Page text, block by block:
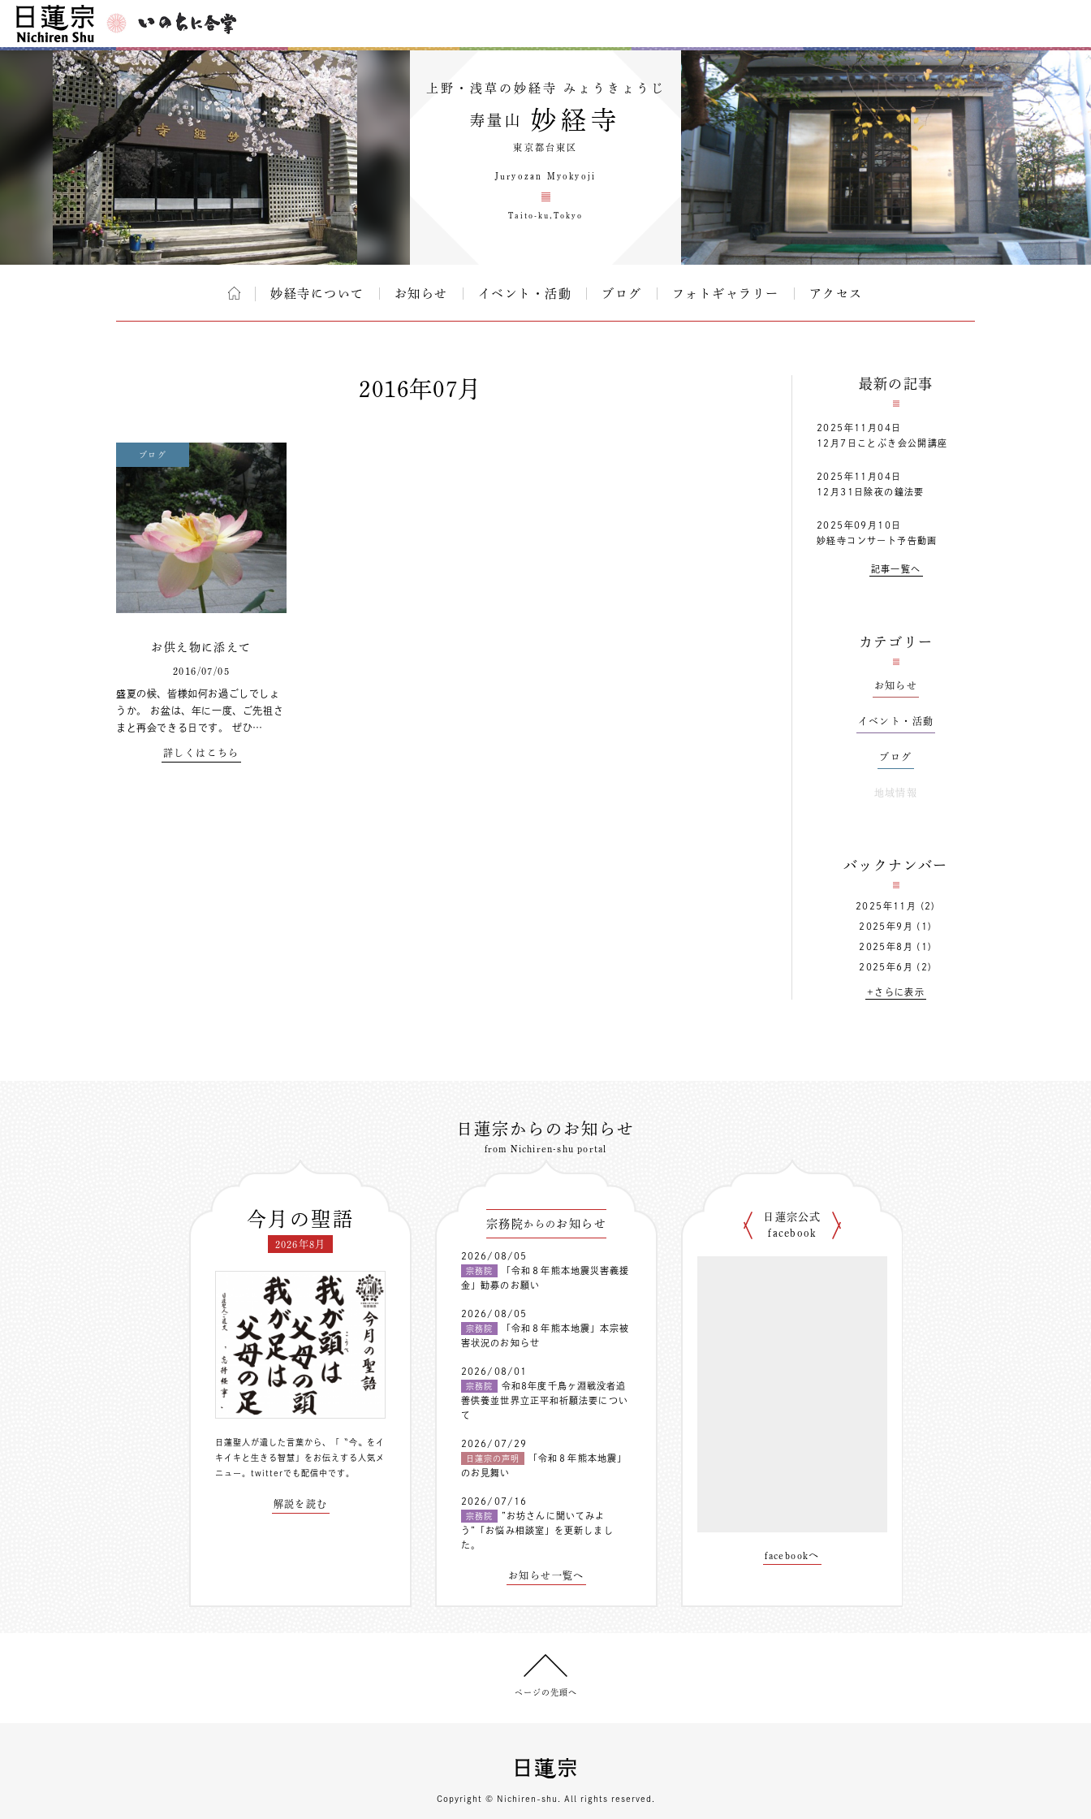
上野・浅草の妙経寺 みょうきょうじ
寿量山 妙経寺
東京都台東区
Juryozan Myokyoji
Taito-ku,Tokyo
妙経寺について お知らせ イベント・活動 ブログ フォトギャラリー アクセス
2016年07月
ブログ
お供え物に添えて
2016/07/05
盛夏の候、皆様如何お過ごしでしょ
うか。 お盆は、年に一度、ご先祖さ
まと再会できる日です。 ぜひ…
詳しくはこちら
最新の記事
2025年11月04日
12月7日ことぶき会公開講座
2025年11月04日
12月31日除夜の鐘法要
2025年09月10日
妙経寺コンサート予告動画
記事一覧へ
カテゴリー
お知らせ
イベント・活動
ブログ
地域情報
バックナンバー
2025年11月 (2)
2025年9月 (1)
2025年8月 (1)
2025年6月 (2)
+さらに表示
日蓮宗からのお知らせ
from Nichiren-shu portal
今月の聖語
2026年8月
日蓮聖人が遺した言葉から、「〝今〟をイ
キイキと生きる智慧」をお伝えする人気メ
ニュー。 twitterでも配信中 です。
解説を読む
宗務院からの お知らせ
2026/08/05
宗務院
「令和８年熊本地震災害義援
金」勧募のお願い
2026/08/05
宗務院
「令和８年熊本地震」本宗被
害状況のお知らせ
2026/08/01
宗務院
令和8年度千鳥ヶ淵戦没者追
善供養並世界立正平和祈願法要につい
て
2026/07/29
日蓮宗の声明
「令和８年熊本地震」
のお見舞い
2026/07/16
宗務院
”お坊さんに聞いてみよ
う”「お悩み相談室」を更新しまし
た。
お知らせ一覧へ
日蓮宗公式
facebook
facebookへ
ページの先頭へ
Copyright © Nichiren-shu. All rights reserved.